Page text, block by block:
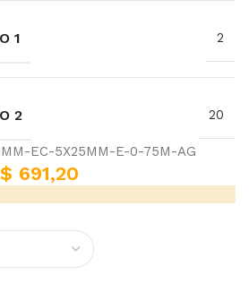
1 2
2 20
EC-5X25MM-E-0-75M-AG
691,20